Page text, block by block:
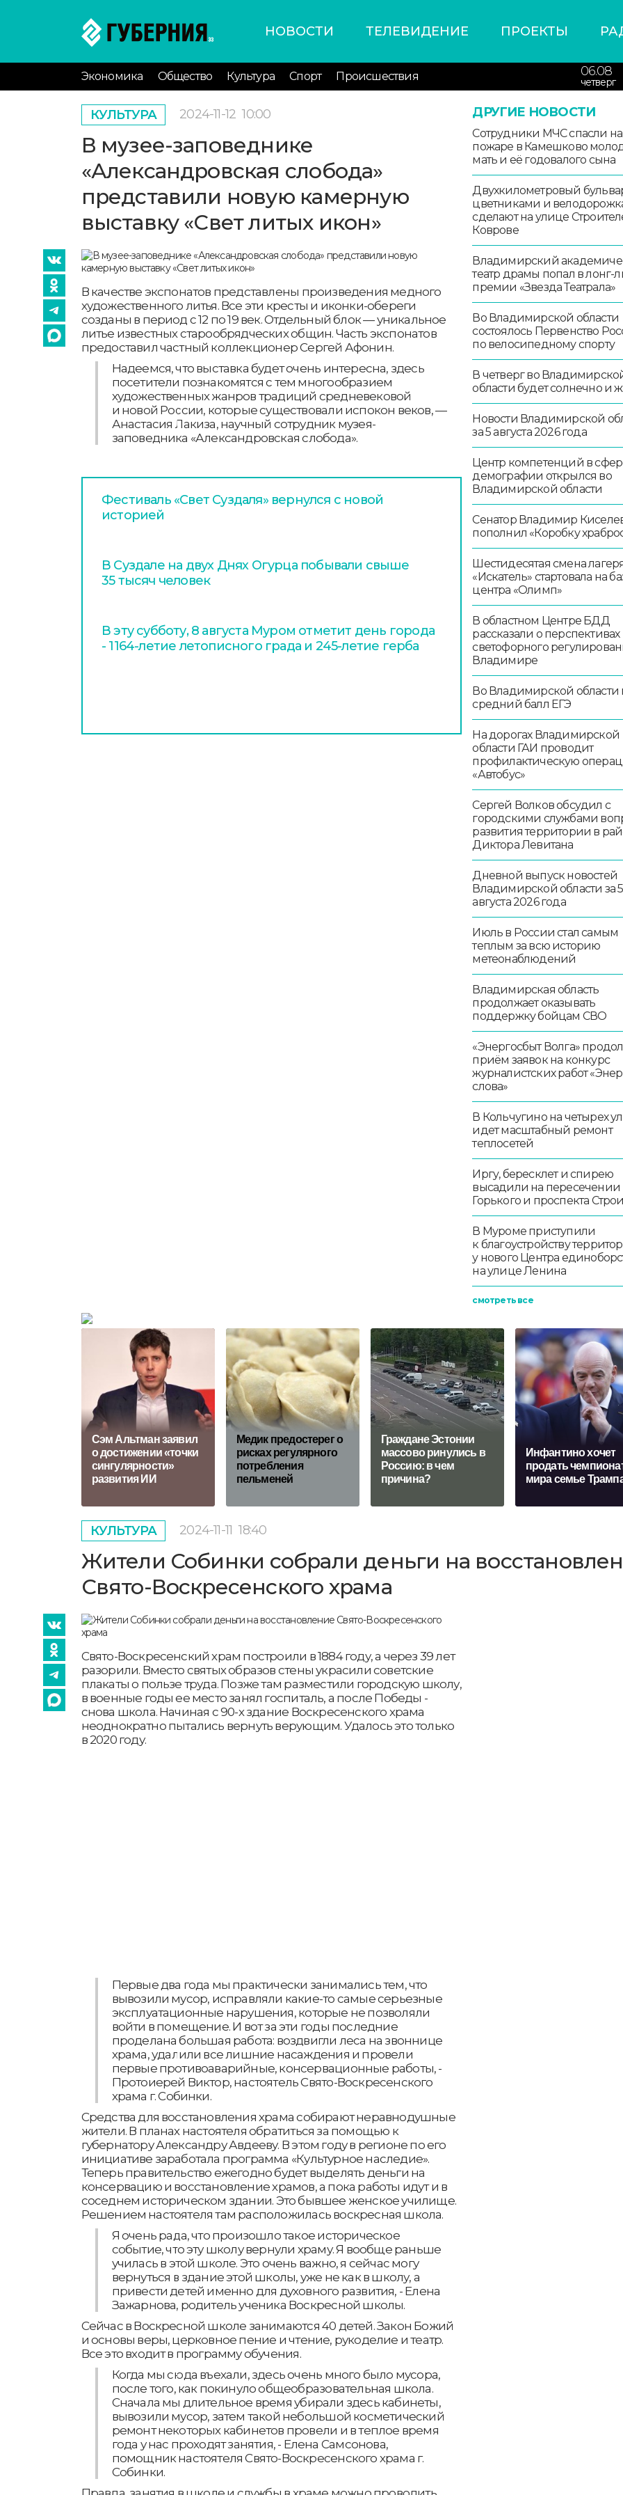
НОВОСТИ ТЕЛЕВИДЕНИЕ ПРОЕКТЫ
Экономика Общество Культура Спорт Происшествия 06.08
четверг
КУЛЬТУРА 2024-11-12 10:00
В музее-заповеднике
«Александровская слобода»
представили новую камерную
выставку «Свет литых икон»
В качестве экспонатов представлены произведения медного
художественного литья. Все эти кресты и иконки-обереги
созданы в период с 12 по 19 век. Отдельный блок — уникальное
литье известных старообрядческих общин. Часть экспонатов
предоставил частный коллекционер Сергей Афонин.
Надеемся, что выставка будет очень интересна, здесь
посетители познакомятся с тем многообразием
художественных жанров традиций средневековой
и новой России, которые существовали испокон веков, —
Анастасия Лакиза, научный сотрудник музея-
заповедника «Александровская слобода».
Фестиваль «Свет Суздаля» вернулся с новой
историей
В Суздале на двух Днях Огурца побывали свыше
35 тысяч человек
В эту субботу, 8 августа Муром отметит день города
- 1164-летие летописного града и 245-летие герба
ДРУГИЕ НОВОСТИ
Сотрудники МЧС спасли на
пожаре в Камешково
мать и её годовалого сына
Двухкилометровый
цветниками и
сделают на улице
Коврове
Владимирский
театр драмы попал в лонг-
премии «Звезда Театрала»
Во Владимирской области
состоялось Первенство
по велосипедному спорту
В четверг во
области будет солнечно и
Новости Владимирской
за 5 августа 2026 года
Центр компетенций в
демографии открылся во
Владимирской области
Сенатор Владимир
пополнил «Коробку
Шестидесятая смена
«Искатель» стартовала на
центра «Олимп»
В областном Центре БДД
рассказали о перспективах
светофорного
Владимире
Во Владимирской области
средний балл ЕГЭ
На дорогах Владимирской
области ГАИ проводит
профилактическую
«Автобус»
Сергей Волков обсудил с
городскими службами
развития территории в
Диктора Левитана
Дневной выпуск новостей
Владимирской области за 5
августа 2026 года
Июль в России стал самым
теплым за всю историю
метеонаблюдений
Владимирская область
продолжает оказывать
поддержку бойцам СВО
«Энергосбыт Волга»
приём заявок на конкурс
журналистских работ
слова»
В Кольчугино на четырех
идет масштабный ремонт
теплосетей
Иргу, бересклет и спирею
высадили на пересечении
Горького и проспекта
В Муроме приступили
к благоустройству
у нового Центра
на улице Ленина
смотреть все
Сэм Альтман заявил
о достижении «точки
сингулярности»
развития ИИ
Медик предостерег о
рисках регулярного
потребления
пельменей
Граждане Эстонии
массово ринулись в
Россию: в чем
причина?
Инфантино хочет
продать
мира семье
КУЛЬТУРА 2024-11-11 18:40
Жители Собинки собрали деньги на
Свято-Воскресенского храма
Свято-Воскресенский храм построили в 1884 году, а через 39 лет
разорили. Вместо святых образов стены украсили советские
плакаты о пользе труда. Позже там разместили городскую школу,
в военные годы ее место занял госпиталь, а после Победы -
снова школа. Начиная с 90-х здание Воскресенского храма
неоднократно пытались вернуть верующим. Удалось это только
в 2020 году.
Первые два года мы практически занимались тем, что
вывозили мусор, исправляли какие-то самые серьезные
эксплуатационные нарушения, которые не позволяли
войти в помещение. И вот за эти годы последние
проделана большая работа: воздвигли леса на звоннице
храма, удалили все лишние насаждения и провели
первые противоаварийные, консервационные работы, -
Протоиерей Виктор, настоятель Свято-Воскресенского
храма г. Собинки.
Средства для восстановления храма собирают неравнодушные
жители. В планах настоятеля обратиться за помощью к
губернатору Александру Авдееву. В этом году в регионе по его
инициативе заработала программа «Культурное наследие».
Теперь правительство ежегодно будет выделять деньги на
консервацию и восстановление храмов, а пока работы идут и в
соседнем историческом здании. Это бывшее женское училище.
Решением настоятеля там расположилась воскресная школа.
Я очень рада, что произошло такое историческое
событие, что эту школу вернули храму. Я вообще раньше
училась в этой школе. Это очень важно, я сейчас могу
вернуться в здание этой школы, уже не как в школу, а
привести детей именно для духовного развития, - Елена
Зажарнова, родитель ученика Воскресной школы.
Сейчас в Воскресной школе занимаются 40 детей. Закон Божий
и основы веры, церковное пение и чтение, рукоделие и театр.
Все это входит в программу обучения.
Когда мы сюда въехали, здесь очень много было мусора,
после того, как покинуло общеобразовательная школа.
Сначала мы длительное время убирали здесь кабинеты,
вывозили мусор, затем такой небольшой косметический
ремонт некоторых кабинетов провели и в теплое время
года у нас проходят занятия, - Елена Самсонова,
помощник настоятеля Свято-Воскресенского храма г.
Собинки.